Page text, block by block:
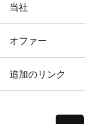
当社
オファー
追加のリンク